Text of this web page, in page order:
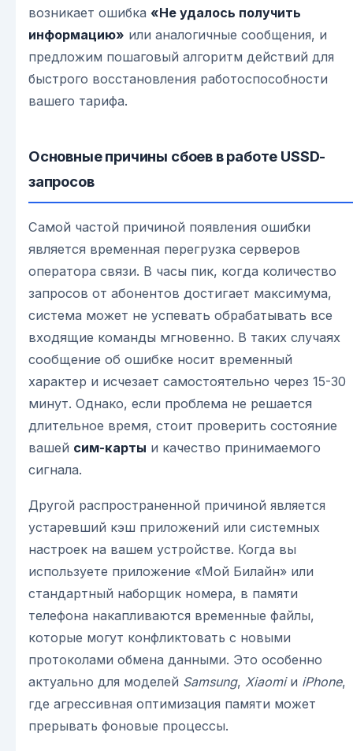
возникает ошибка «Не удалось получить
информацию» или аналогичные сообщения, и
предложим пошаговый алгоритм действий для
быстрого восстановления работоспособности
вашего тарифа.
Основные причины сбоев в работе USSD-
запросов
Самой частой причиной появления ошибки
является временная перегрузка серверов
оператора связи. В часы пик, когда количество
запросов от абонентов достигает максимума,
система может не успевать обрабатывать все
входящие команды мгновенно. В таких случаях
сообщение об ошибке носит временный
характер и исчезает самостоятельно через 15-30
минут. Однако, если проблема не решается
длительное время, стоит проверить состояние
вашей сим-карты и качество принимаемого
сигнала.
Другой распространенной причиной является
устаревший кэш приложений или системных
настроек на вашем устройстве. Когда вы
используете приложение «Мой Билайн» или
стандартный наборщик номера, в памяти
телефона накапливаются временные файлы,
которые могут конфликтовать с новыми
протоколами обмена данными. Это особенно
актуально для моделей Samsung, Xiaomiи iPhone,
где агрессивная оптимизация памяти может
прерывать фоновые процессы.